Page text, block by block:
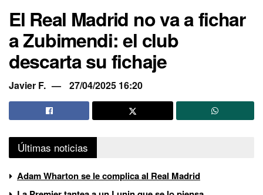
El Real Madrid no va a fichar
a Zubimendi: el club
descarta su fichaje
Javier F. 27/04/2025 16:20
Últimas noticias
Adam Wharton se le complica al Real Madrid